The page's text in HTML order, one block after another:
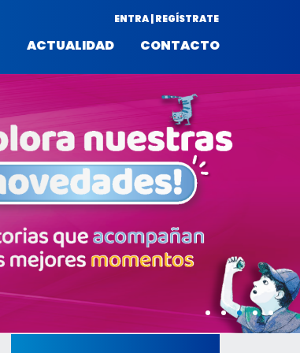
ENTRA | REGÍSTRATE
ACTUALIDAD CONTACTO